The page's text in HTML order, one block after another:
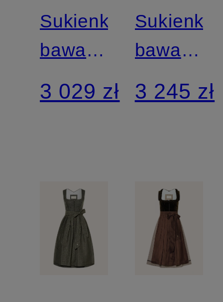
Sukienka
bawarska
IDA
3 029 zł
Sukienka
bawarska
FRANZI
3 245 zł